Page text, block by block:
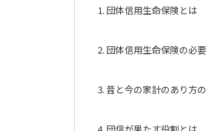
団体信用生命保険とは
団体信用生命保険の必
昔と今の家計のあり方